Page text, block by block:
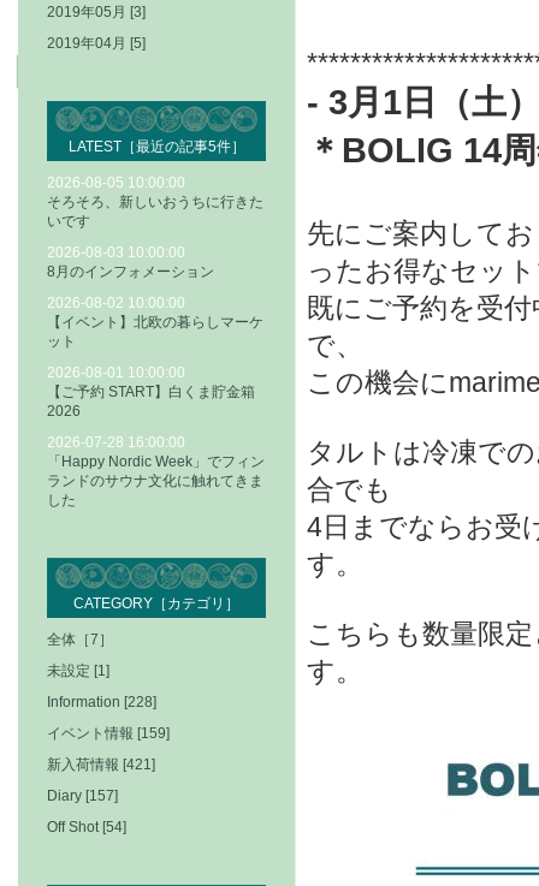
- 3月1日（土
＊ BOLIG 14
先にご案内して
った お得なセッ
既にご予約を受
で、
この機会に
タルトは冷凍で
合でも
4日までならお受
す。
こちらも数量限
す。
2019年05月 [3]
2019年04月 [5]
LATEST［最近の記事5件］
2026-08-05 10:00:00
そろそろ、新しいおうちに行きた
いです
2026-08-03 10:00:00
8月のインフォメーション
2026-08-02 10:00:00
【イベント】北欧の暮らしマーケ
ット
2026-08-01 10:00:00
【ご予約 START】白くま貯金箱
2026
2026-07-28 16:00:00
「Happy Nordic Week」でフィン
ランドのサウナ文化に触れてきま
した
CATEGORY［カテゴリ］
全体［7］
未設定 [1]
Information [228]
イベント情報 [159]
新入荷情報 [421]
Diary [157]
Off Shot [54]